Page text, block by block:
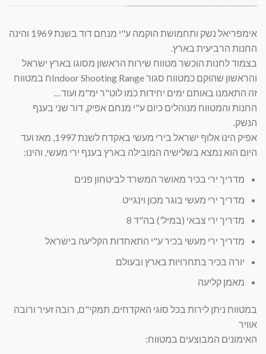
אימפריאל נשק ותחמושת הוקמה ע"י מנחם דוד בשנת 1969 והינה
החנות הרביעית בארץ.
בצמוד לחנות הוכשר מטווח שירות הראשון מסוגו בארץ ישראל
והראשון שהוקם כמטווח סגורIndoor Shooting Rangeח במטווח
זה התאמנו באותם ימים יחידות כמו לוט"ר ימ"מ ועוד…
החנות והמטווח מנוהלים כיום ע"י מנחם אפיק, דור שני בענף
הנשק.
אפיק הינו אלוף ישראל בירי מעשי באקדח לשנת 1997, מאז ועד
היום הוא נמצא בשלישיה המובילה בארץ בענף ירי מעשי, והינו:
מדריך ירי בכיר מאושר המשרד לביטחון פנים
מדריך ירי מעשי בוגר מכון וינגייט
מדריך ירי צבאי (במיל') בה"ד 8
מדריך ירי מעשי בכיר ע"י התאחדות הקליעה בישראל
יורה בכיר בתחרויות בארץ ובעולם
מאמן קליעה
במטווח ניתן לירות בכל סוגי האקדחים, תמקי"ם, רובה זעיר ורובה
אוויר
האימונים המבוצעים במטווח: